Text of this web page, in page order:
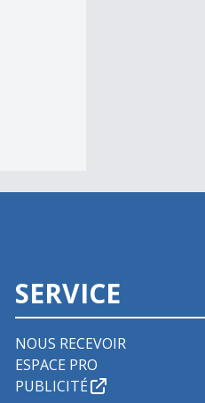
SERVICE
NOUS RECEVOIR
ESPACE PRO
PUBLICITÉ